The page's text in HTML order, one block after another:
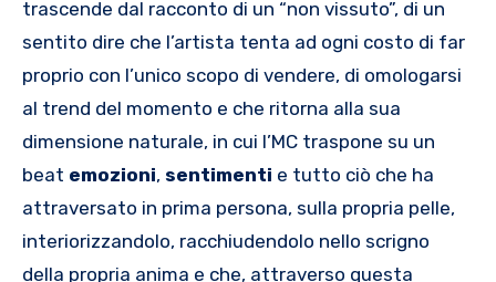
trascende dal racconto di un “non vissuto”, di un
sentito dire che l’artista tenta ad ogni costo di far
proprio con l’unico scopo di vendere, di omologarsi
al trend del momento e che ritorna alla sua
dimensione naturale, in cui l’MC traspone su un
beat emozioni, sentimenti e tutto ciò che ha
attraversato in prima persona, sulla propria pelle,
interiorizzandolo, racchiudendolo nello scrigno
della propria anima e che, attraverso questa